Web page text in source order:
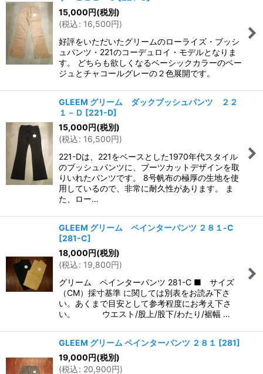
15,000円(税別)
(税込: 16,500円)
好評をいただいたグリームのローライズ・ブッシ
ュパンツ・221のコーデュロイ・モデルとなりま
す。 どちらも欲しくなるベーシックカラーのベー
ジュとチャコールグレーの２色展開です。
GLEEM グリーム ダックブッシュパンツ ２２
１－Ｄ [221-D]
15,000円(税別)
(税込: 16,500円)
221-Dは、221をベースとした1970年代スタイル
のブッシュパンツに、ブーツカットデザインを取
りいれたパンツです。 8号帆布の極厚の生地を使
用しているので、非常に耐久性があります。 ま
た、ロー…
GLEEM グリーム ペインターパンツ ２８１-C
[281-C]
18,000円(税別)
(税込: 19,800円)
グリーム ペインターパンツ 281-C ■ サイズ
（CM）採寸基準 に関しては別表をお読み下さ
い。あくまで目安として参考程度にお考え下さ
い。 ウエスト/股上/股下/わたり/裾幅 …
GLEEM グリーム ペインターパンツ ２８１ [281]
19,000円(税別)
(税込: 20,900円)